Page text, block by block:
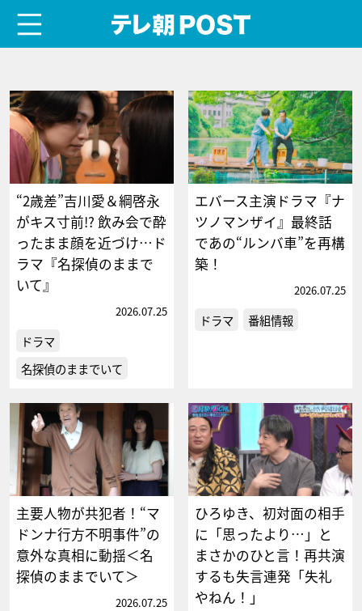
“2歳差”吉川愛＆綱啓永
がキス寸前!? 飲み会で酔
ったまま顔を近づけ…ド
ラマ『名探偵のままで
いて』
2026.07.25
ドラマ
名探偵のままでいて
エバース主演ドラマ『ナ
ツノマンザイ』最終話
であの“ルンバ車”を再構
築！
2026.07.25
ドラマ 番組情報
主要人物が共犯者！“マ
ドンナ行方不明事件”の
意外な真相に動揺＜名
探偵のままでいて＞
2026.07.25
ひろゆき、初対面の相手
に「思ったより…」と
まさかのひと言！再共演
するも失言連発「失礼
やねん！」